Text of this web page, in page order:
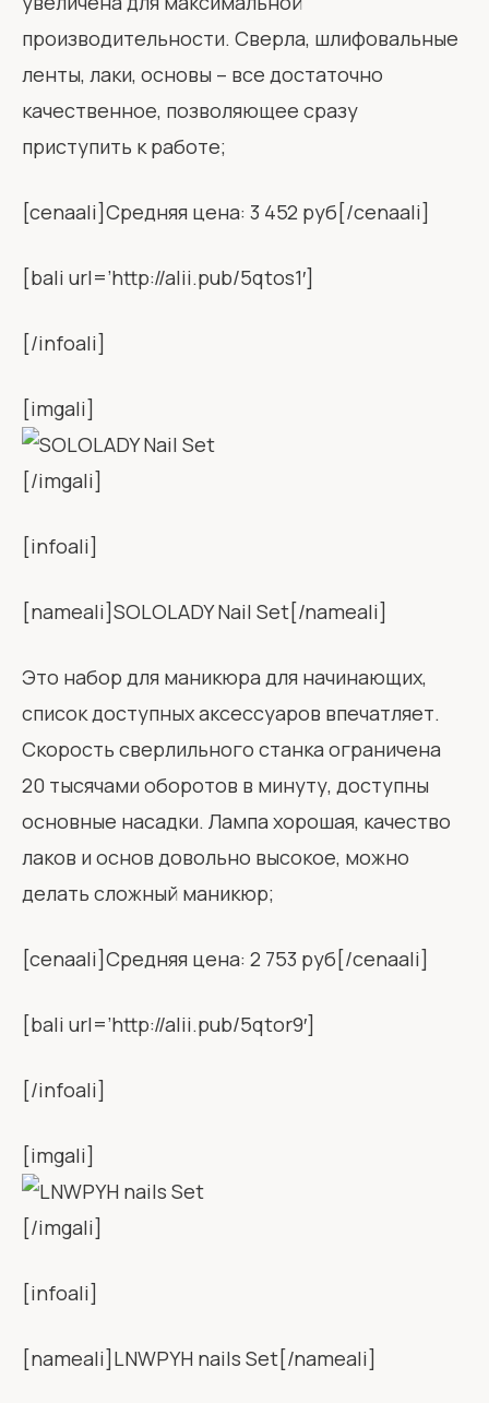
производительности. Сверла, шлифовальные
ленты, лаки, основы – все достаточно
качественное, позволяющее сразу
приступить к работе;
[cenaali]Средняя цена: 3 452 руб[/cenaali]
[bali url=’http://alii.pub/5qtos1′]
[/infoali]
[imgali]
[/imgali]
[infoali]
[nameali]SOLOLADY Nail Set[/nameali]
Это набор для маникюра для начинающих,
список доступных аксессуаров впечатляет.
Скорость сверлильного станка ограничена
20 тысячами оборотов в минуту, доступны
основные насадки. Лампа хорошая, качество
лаков и основ довольно высокое, можно
делать сложный маникюр;
[cenaali]Средняя цена: 2 753 руб[/cenaali]
[bali url=’http://alii.pub/5qtor9′]
[/infoali]
[imgali]
[/imgali]
[infoali]
[nameali]LNWPYH nails Set[/nameali]